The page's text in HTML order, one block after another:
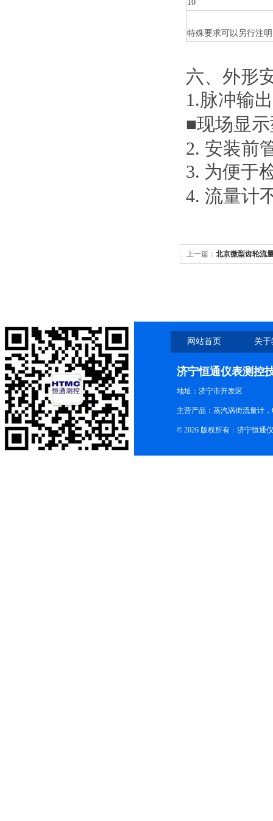
10
特殊要求可以另行注明
六、 外形
1.脉冲输
■现场显
2. 安装前
3. 为便于
4. 流量计
上一篇： 北京微型齿轮流
网站首页 关
济宁恒通仪表测控
地址：济宁市开发区
主营产品：蒸汽涡街流量计
© 2026 版权所有：济宁恒通